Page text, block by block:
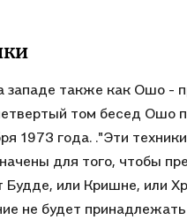
также как Ошо -
том бесед Ошо
1973 года. ."Эти
для того, чтобы
Будде, или Кришне, или
не будет